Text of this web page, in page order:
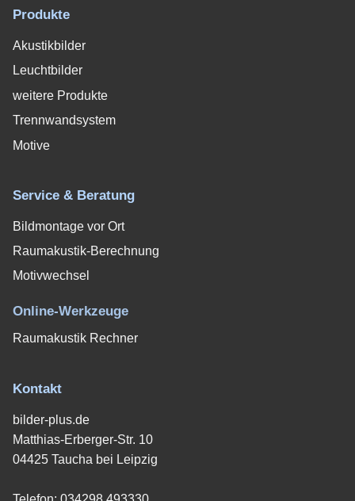
Produkte
Akustikbilder
Leuchtbilder
weitere Produkte
Trennwandsystem
Motive
Service & Beratung
Bildmontage vor Ort
Raumakustik-Berechnung
Motivwechsel
Online-Werkzeuge
Raumakustik Rechner
Kontakt
bilder-plus.de
Matthias-Erberger-Str. 10
04425 Taucha bei Leipzig